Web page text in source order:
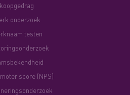
koopgedrag
onderzoek
testen
score (NPS)